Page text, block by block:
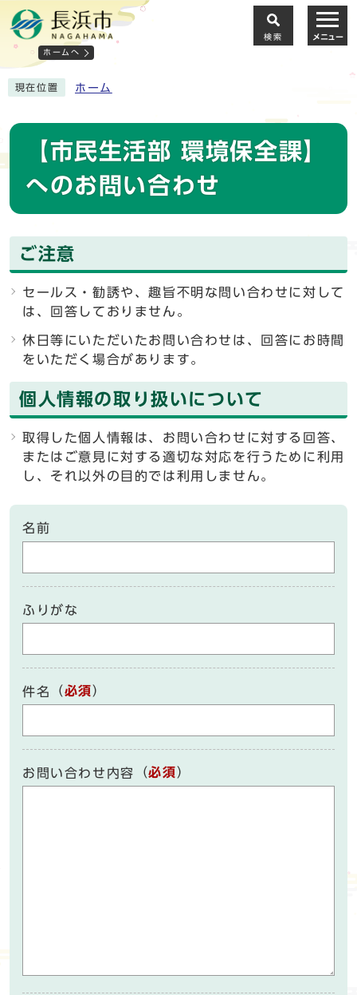
ホームへ
検索 メニュー
現在位置 ホーム
【市民生活部 環境保全課】
へのお問い合わせ
ご注意
セールス・勧誘や、趣旨不明な問い合わせに対して
は、回答しておりません。
休日等にいただいたお問い合わせは、回答にお時間
をいただく場合があります。
個人情報の取り扱いについて
取得した個人情報は、お問い合わせに対する回答、
またはご意見に対する適切な対応を行うために利用
し、それ以外の目的では利用しません。
名前
ふりがな
件名 （必須）
お問い合わせ内容 （必須）